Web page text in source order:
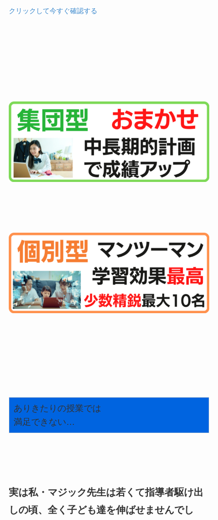
クリックして今すぐ確認する
ありきたりの授業では
満足できない…
実は私・マジック先生は若くて指導者駆け出
しの頃、全く子ども達を伸ばせませんでし